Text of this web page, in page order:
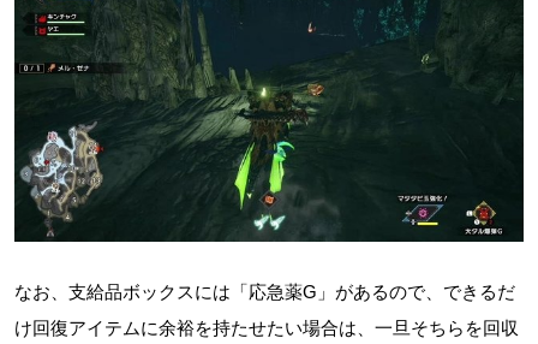
なお、支給品ボックスには「応急薬G」があるので、できるだ
け回復アイテムに余裕を持たせたい場合は、一旦そちらを回収